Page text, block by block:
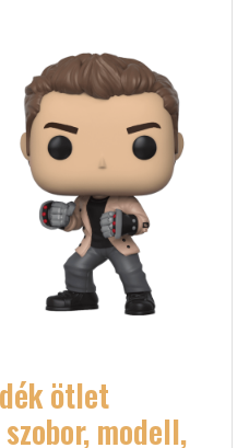
ötlet
modell,